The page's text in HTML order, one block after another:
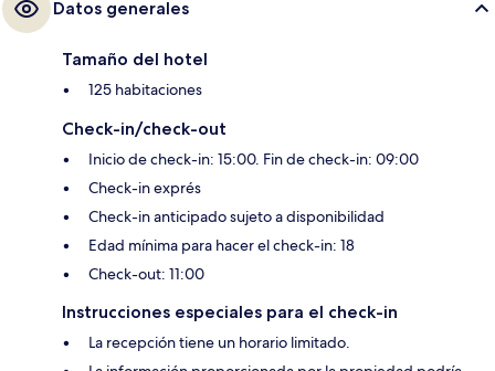
Datos generales
Tamaño del hotel
125 habitaciones
Check-in/check-out
Inicio de check-in: 15:00. Fin de check-in: 09:00
Check-in exprés
Check-in anticipado sujeto a disponibilidad
Edad mínima para hacer el check-in: 18
Check-out: 11:00
Instrucciones especiales para el check-in
La recepción tiene un horario limitado.